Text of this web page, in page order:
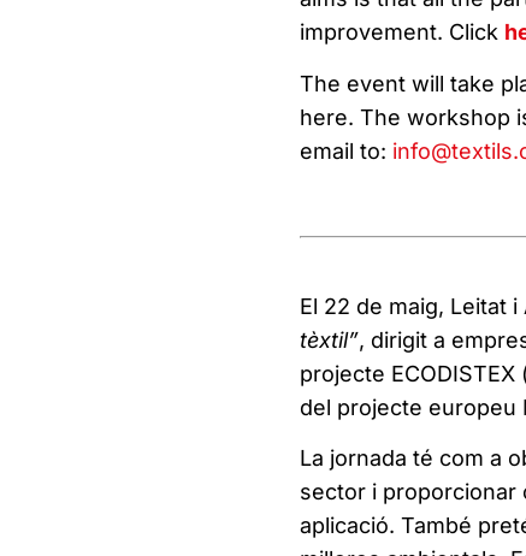
improvement. Click
The event will take
here. The workshop
email to:
El 22 de maig, Leitat
tèxtil”, dirigit a
projecte ECODISTEX
del projecte europeu
La jornada té com a
sector i proporcionar
aplicació. També